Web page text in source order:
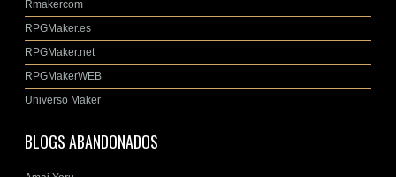
Rmakercom
RPGMaker.es
RPGMaker.net
RPGMakerWEB
Universo Maker
BLOGS ABANDONADOS